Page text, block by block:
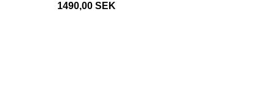
1490,00 SEK